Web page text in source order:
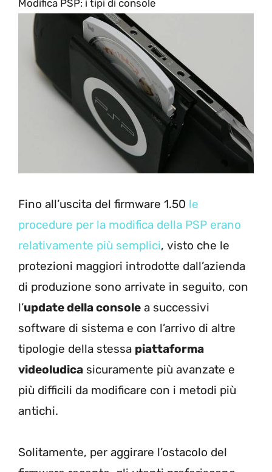
Modifica PSP: i tipi di console
Fino all’uscita del firmware 1.50 le
procedure per la modifica della PSP erano
relativamente più semplici, visto che le
protezioni maggiori introdotte dall’azienda
di produzione sono arrivate in seguito, con
l’update della console a successivi
software di sistema e con l’arrivo di altre
tipologie della stessa piattaforma
videoludica sicuramente più avanzate e
più difficili da modificare con i metodi più
antichi.
Solitamente, per aggirare l’ostacolo del